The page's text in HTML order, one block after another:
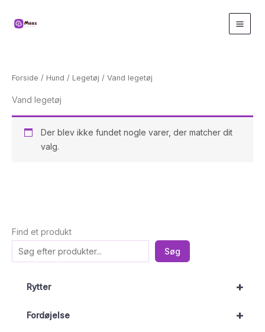
Find et produkt
Søg
+
Rytter
+
Fordøjelse
Forside / Hund / Legetøj / Vand legetøj
Vand legetøj
Der blev ikke fundet nogle varer, der matcher dit
valg.